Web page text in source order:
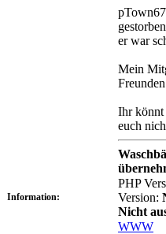
er war
Mein
Ihr könnt
euch
Information:
PHP
Version:
Nicht
WWW